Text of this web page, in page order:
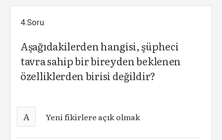
4.Soru
Aşağıdakilerden hangisi, şüpheci
tavra sahip bir bireyden beklenen
özelliklerden birisi değildir?
A Yeni fikirlere açık olmak